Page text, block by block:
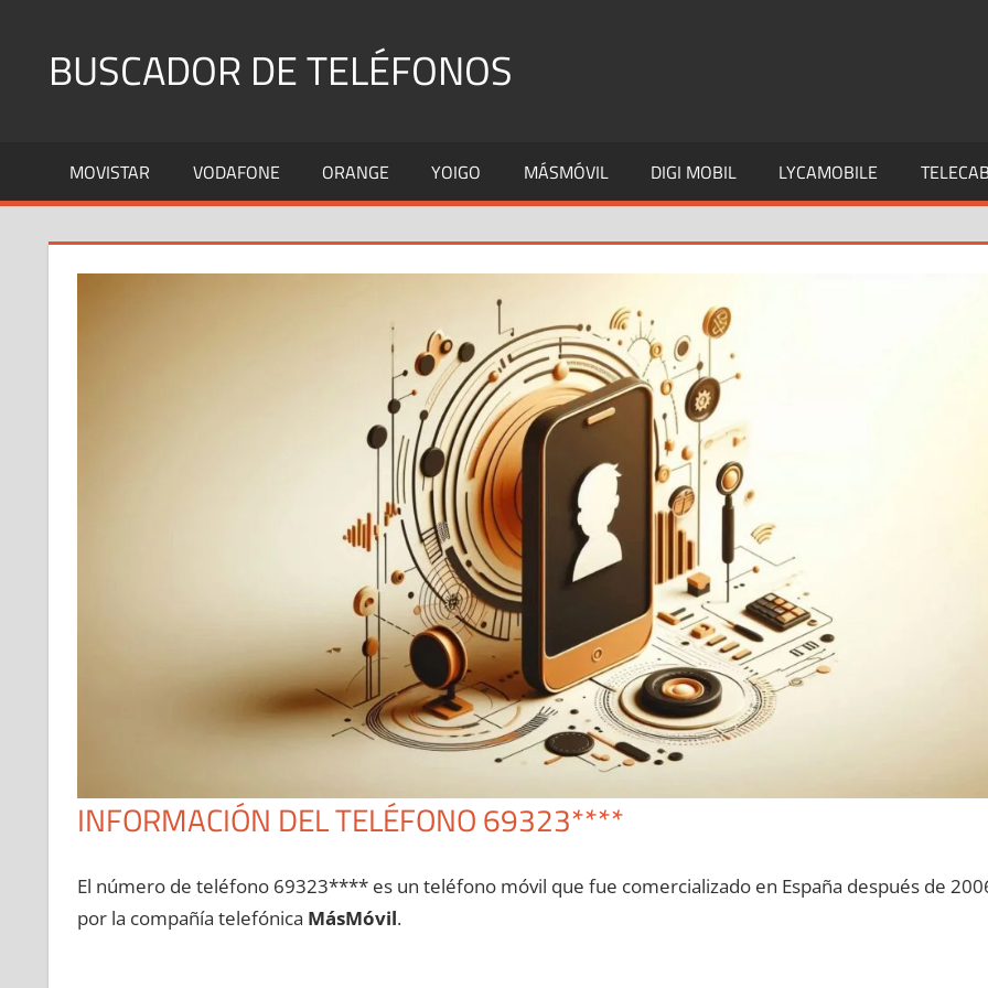
contenidoBUSCADOR DE TELÉFONOS
Fijos
y
MOVISTAR VODAFONE ORANGE YOIGO MÁSMÓVIL DIGI MOBIL LYCAMOBILE
INFORMACIÓN DEL TELÉFONO 69323****
El número dе teléfono 69323**** es un teléfono móvil quе fue comercializado en España después dе
pοr la compañía telefónica MásMóvil.